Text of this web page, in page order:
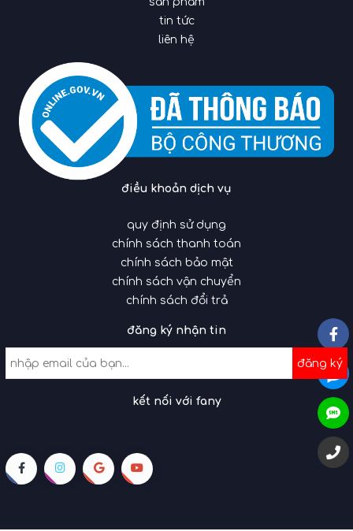
tin tức
liên hệ
điều khoản dịch vụ
quy định sử dụng
chính sách thanh toán
chính sách bảo mật
chính sách vận chuyển
chính sách đổi trả
đăng ký nhận tin
đăng ký
kết nối với fany